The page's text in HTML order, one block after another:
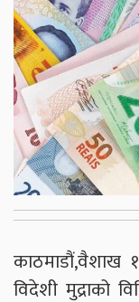
काठमाडौं,वैशाख
विदेशी मुद्राको